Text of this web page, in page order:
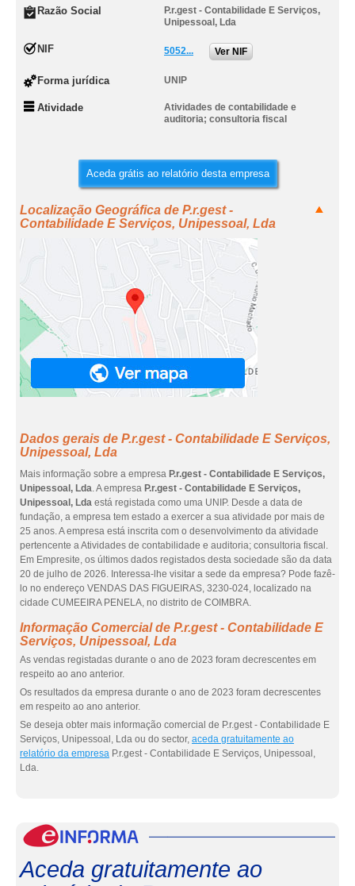
Razão Social
P.r.gest - Contabilidade E Serviços,
Unipessoal, Lda
NIF 5052... Ver NIF
Forma jurídica UNIP
Atividade
Atividades de contabilidade e
auditoria; consultoria fiscal
Aceda grátis ao relatório desta empresa
Localização Geográfica de P.r.gest -
Contabilidade E Serviços, Unipessoal, Lda
Dados gerais de P.r.gest - Contabilidade E Serviços,
Unipessoal, Lda
Mais informação sobre a empresa P.r.gest - Contabilidade E Serviços,
Unipessoal, Lda. A empresa P.r.gest - Contabilidade E Serviços,
Unipessoal, Lda está registada como uma UNIP. Desde a data de
fundação, a empresa tem estado a exercer a sua atividade por mais de
25 anos. A empresa está inscrita com o desenvolvimento da atividade
pertencente a Atividades de contabilidade e auditoria; consultoria fiscal.
Em Empresite, os últimos dados registados desta sociedade são da data
20 de julho de 2026. Interessa-lhe visitar a sede da empresa? Pode fazê-
lo no endereço VENDAS DAS FIGUEIRAS, 3230-024, localizado na
cidade CUMEEIRA PENELA, no distrito de COIMBRA.
Informação Comercial de P.r.gest - Contabilidade E
Serviços, Unipessoal, Lda
As vendas registadas durante o ano de 2023 foram decrescentes em
respeito ao ano anterior.
Os resultados da empresa durante o ano de 2023 foram decrescentes
em respeito ao ano anterior.
Se deseja obter mais informação comercial de P.r.gest - Contabilidade E
Serviços, Unipessoal, Lda ou do sector, aceda gratuitamente ao
relatório da empresa P.r.gest - Contabilidade E Serviços, Unipessoal,
Lda.
Aceda gratuitamente ao